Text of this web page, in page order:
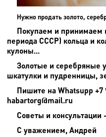
Нужно продать золото,
Покупаем и принимаем
периода СССР) кольца и
кулоны...
Золотые и серебряные
шкатулки и пудренницы,
Пишите на Whatsupp +7
habartorg@mail.ru
Советы и консультации
С уважением, Андрей